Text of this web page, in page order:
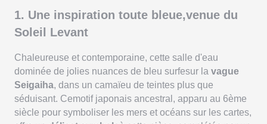
1. Une inspiration toute bleue,venue du
Soleil Levant
Chaleureuse et contemporaine, cette salle d'eau
dominée de jolies nuances de bleu surfesur la vague
Seigaiha, dans un camaïeu de teintes plus que
séduisant. Cemotif japonais ancestral, apparu au 6ème
siècle pour symboliser les mers et océans sur les cartes,